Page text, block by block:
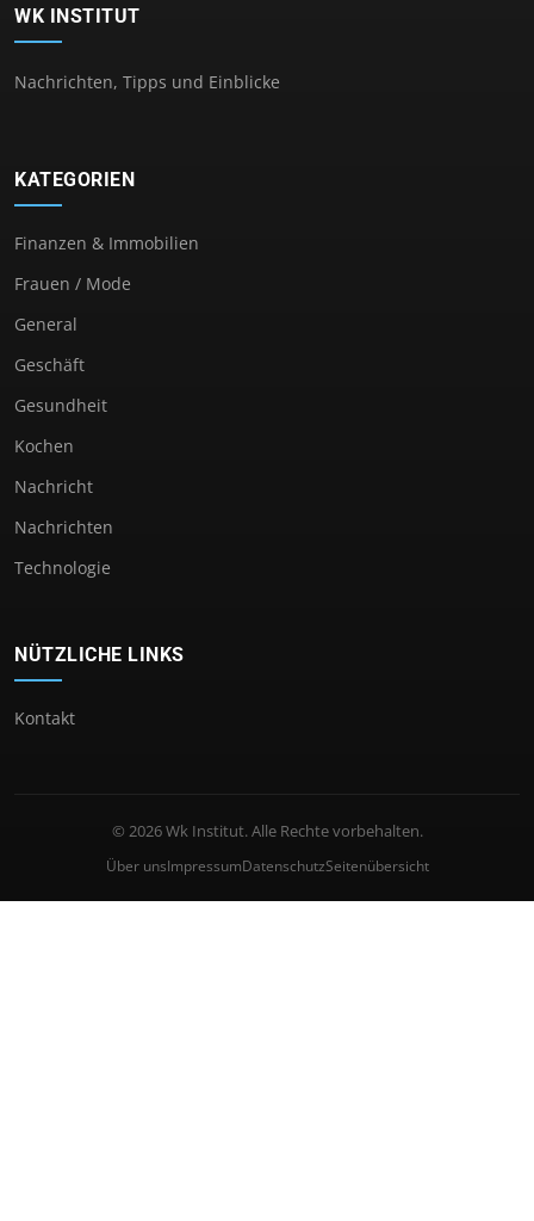
WK INSTITUT
Nachrichten, Tipps und Einblicke
KATEGORIEN
Finanzen & Immobilien
Frauen / Mode
General
Geschäft
Gesundheit
Kochen
Nachricht
Nachrichten
Technologie
NÜTZLICHE LINKS
Kontakt
© 2026 Wk Institut. Alle Rechte vorbehalten.
Über unsImpressumDatenschutzSeitenübersicht